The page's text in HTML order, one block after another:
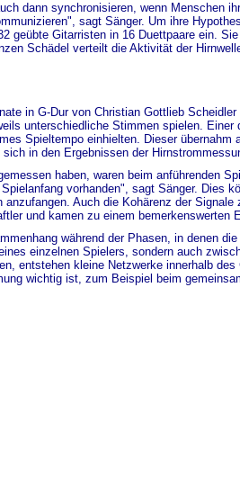
dann synchronisieren, wenn Menschen
sagt Sänger. Um ihre
geübte Gitarristen in 16 Duettpaare ein.
Schädel verteilt die Aktivität der
in G-Dur von Christian Gottlieb Scheidler
unterschiedliche Stimmen spielen. Einer
Spieltempo einhielten. Dieser übernahm
in den Ergebnissen der
haben, waren beim anführenden
vorhanden", sagt Sänger. Dies
Auch die Kohärenz der Signale
und kamen zu einem bemerkenswerten
während der Phasen, in denen
einzelnen Spielers, sondern auch
entstehen kleine Netzwerke innerhalb
wichtig ist, zum Beispiel beim